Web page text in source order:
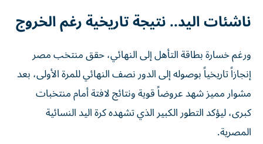
ناشئات اليد.. نتيجة تاريخية رغم الخروج
ورغم خسارة بطاقة التأهل إلى النهائي، حقق منتخب مصر
إنجازاً تاريخياً بوصوله إلى الدور نصف النهائي للمرة الأولى، بعد
مشوار مميز شهد عروضاً قوية ونتائج لافتة أمام منتخبات
كبرى، ليؤكد التطور الكبير الذي تشهده كرة اليد النسائية
المصرية.